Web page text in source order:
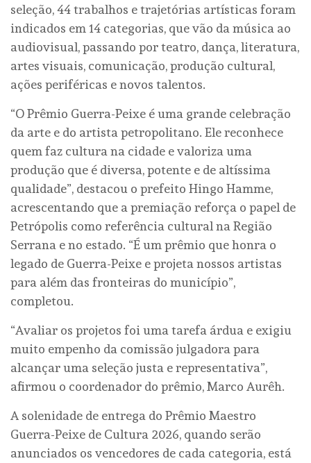
seleção, 44 trabalhos e trajetórias artísticas foram
indicados em 14 categorias, que vão da música ao
audiovisual, passando por teatro, dança, literatura,
artes visuais, comunicação, produção cultural,
ações periféricas e novos talentos.
“O Prêmio Guerra-Peixe é uma grande celebração
da arte e do artista petropolitano. Ele reconhece
quem faz cultura na cidade e valoriza uma
produção que é diversa, potente e de altíssima
qualidade”, destacou o prefeito Hingo Hamme,
acrescentando que a premiação reforça o papel de
Petrópolis como referência cultural na Região
Serrana e no estado. “É um prêmio que honra o
legado de Guerra-Peixe e projeta nossos artistas
para além das fronteiras do município”,
completou.
“Avaliar os projetos foi uma tarefa árdua e exigiu
muito empenho da comissão julgadora para
alcançar uma seleção justa e representativa”,
afirmou o coordenador do prêmio, Marco Aurêh.
A solenidade de entrega do Prêmio Maestro
Guerra-Peixe de Cultura 2026, quando serão
anunciados os vencedores de cada categoria, está